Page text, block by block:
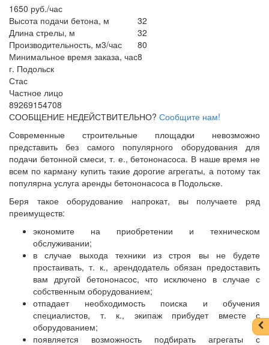
1650 руб./час
Высота подачи бетона, м
32
Длина стрелы, м
32
Производительность, м3/час
80
Минимальное время заказа, час8
г. Подольск
Стас
Частное лицо
89269154708
СООБЩЕНИЕ НЕДЕЙСТВИТЕЛЬНО? Сообщите нам!
Современные строительные площадки невозможно
представить без самого популярного оборудования для
подачи бетонной смеси, т. е., бетононасоса. В наше время не
всем по карману купить такие дорогие агрегаты, а потому так
популярна услуга аренды бетононасоса в Подольске.
Беря такое оборудование напрокат, вы получаете ряд
преимуществ:
экономите на приобретении и техническом
обслуживании;
в случае выхода техники из строя вы не будете
простаивать, т. к., арендодатель обязан предоставить
вам другой бетононасос, что исключено в случае с
собственным оборудованием;
отпадает необходимость поиска и обучения
специалистов, т. к., экипаж прибудет вместе с
оборудованием;
появляется возможность подбирать агрегаты с